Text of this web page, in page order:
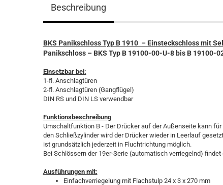
Beschreibung
BKS Panikschloss Typ B 1910 – Einsteckschloss mit
Panikschloss – BKS Typ B 19100-00-U-8 bis B 19100-
Einsetzbar bei:
1-fl. Anschlagtüren
2-fl. Anschlagtüren (Gangflügel)
DIN RS und DIN LS verwendbar
Funktionsbeschreibung
Umschaltfunktion B - Der Drücker auf der Außenseite kann
den Schließzylinder wird der Drücker wieder in Leerlauf
ist grundsätzlich jederzeit in Fluchtrichtung möglich.
Bei Schlössern der 19er-Serie (automatisch verriegelnd)
Ausführungen mit:
Einfachverriegelung mit Flachstulp 24 x 3 x 270 mm